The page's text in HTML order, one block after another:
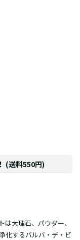
(送料550円)
大理石、パウダー、
化するバルバ・デ・ビ